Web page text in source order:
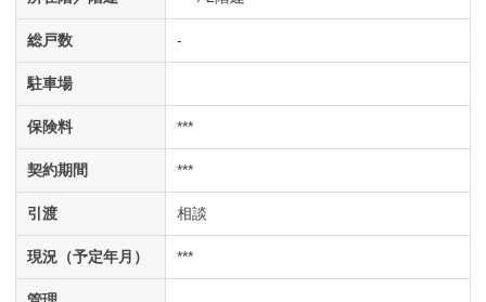
総戸数 -
駐車場
保険料 ***
契約期間 ***
引渡 相談
現況（予定年月） ***